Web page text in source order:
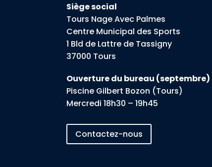
Siège social
Tours Nage Avec Palmes
Centre Municipal des Sports
1 Bld de Lattre de Tassigny
37000 Tours
Ouverture du bureau (septembre)
Piscine Gilbert Bozon (Tours)
Mercredi 18h30 – 19h45
Contactez-nous